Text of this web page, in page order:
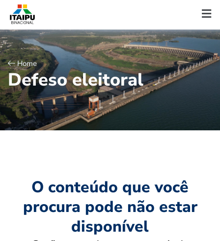
Home
Defeso eleitoral
O conteúdo que você
procura pode não estar
disponível